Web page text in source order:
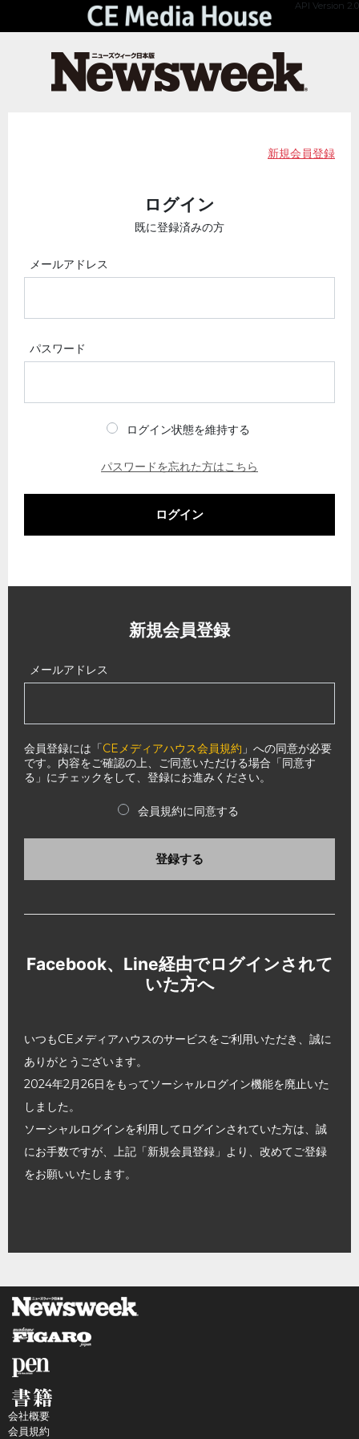
API Version 2.0
新規会員登録
ログイン
既に登録済みの方
メールアドレス
パスワード
ログイン状態を維持する
パスワードを忘れた方はこちら
ログイン
新規会員登録
メールアドレス
会員登録には「CEメディアハウス会員規約 」への同意が必要
です。内容をご確認の上、ご同意いただける場合「同意す
る」にチェックをして、登録にお進みください。
会員規約に同意する
登録する
Facebook、Line経由でログインされて
いた方へ
いつもCEメディアハウスのサービスをご利用いただき、誠に
ありがとうございます。
2024年2月26日をもってソーシャルログイン機能を廃止いた
しました。
ソーシャルログインを利用してログインされていた方は、誠
にお手数ですが、上記「新規会員登録」より、改めてご登録
をお願いいたします。
会社概要
会員規約